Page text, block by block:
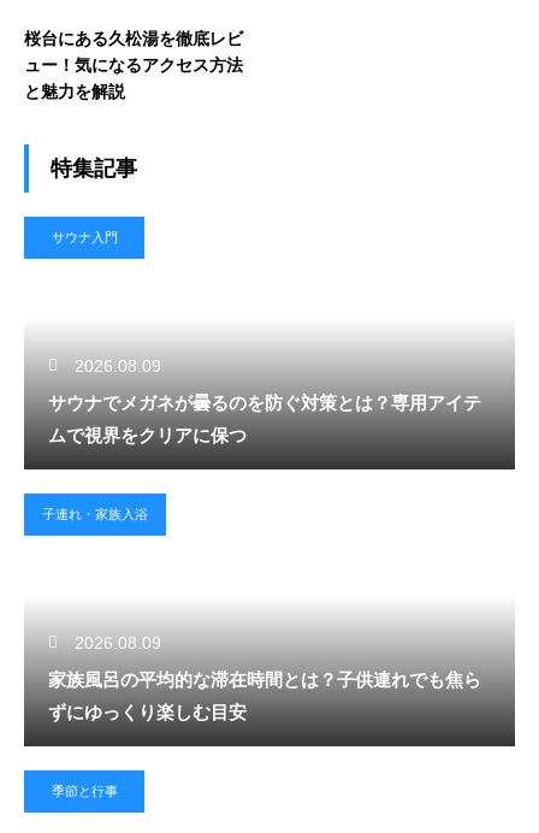
桜台にある久松湯を徹底レビ
ュー！気になるアクセス方法
と魅力を解説
特集記事
サウナ入門
2026.08.09
サウナでメガネが曇るのを防ぐ対策とは？専用アイテ
ムで視界をクリアに保つ
子連れ・家族入浴
2026.08.09
家族風呂の平均的な滞在時間とは？子供連れでも焦ら
ずにゆっくり楽しむ目安
季節と行事